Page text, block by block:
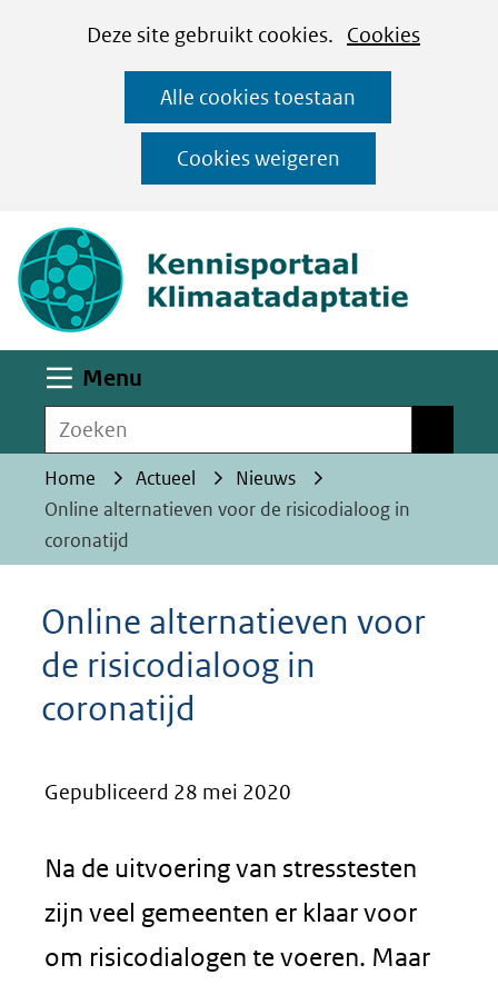
CookiesDeze site gebruikt cookies. Cookies
op
deze
website
worden
toegestaan
geweigerd.
Alle cookies toestaan
Cookies weigeren
Ga
naar
de
inhoud
Menu
Zoeken
Home Actueel
Nieuws
Online alternatieven voor de risicodialoog in
coronatijd
Online alternatieven voor
de risicodialoog in
coronatijd
Gepubliceerd 28 mei 2020
Na de uitvoering van stresstesten
zijn veel gemeenten er klaar voor
om risicodialogen te voeren. Maar